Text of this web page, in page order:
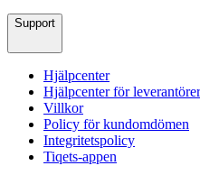
Support
Hjälpcenter
Hjälpcenter för leverantörer
Villkor
Policy för kundomdömen
Integritetspolicy
Tiqets-appen